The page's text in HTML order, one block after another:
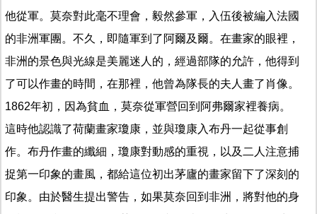
他從軍。莫奈對此毫不理會，毅然參軍，入伍後被編入法國
的非洲軍團。不久，即隨軍到了阿爾及爾。在畫家的眼裡，
非洲的景色與光線是美麗迷人的，經過部隊的允許，他得到
了可以作畫的時間，在那裡，他曾為隊長的夫人畫了肖像。
1862年初，因為貧血，莫奈從軍營回到阿弗爾家裡養病。
這時他認識了荷蘭畫家瓊康，並與瓊康入布丹一起從事創
作。布丹作畫的纖細，瓊康對動感的重視，以及二人注意捕
捉第一印象的畫風，都給這位初出茅廬的畫家留下了深刻的
印象。由於醫生提出警告，如果莫奈回到非洲，將對他的身